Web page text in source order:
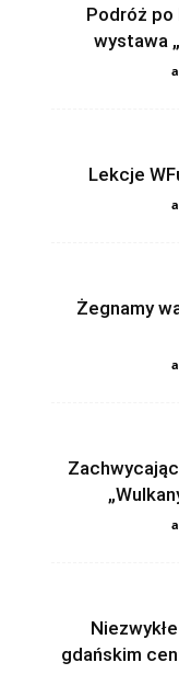
Podróż po
wystawa
Lekcje
Żegnamy
gdańskim